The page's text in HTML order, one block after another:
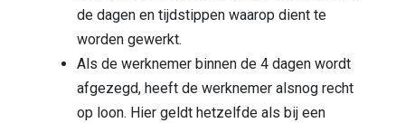
de dagen en tijdstippen waarop dient te
worden gewerkt.
Als de werknemer binnen de 4 dagen wordt
afgezegd, heeft de werknemer alsnog recht
op loon. Hier geldt hetzelfde als bij een